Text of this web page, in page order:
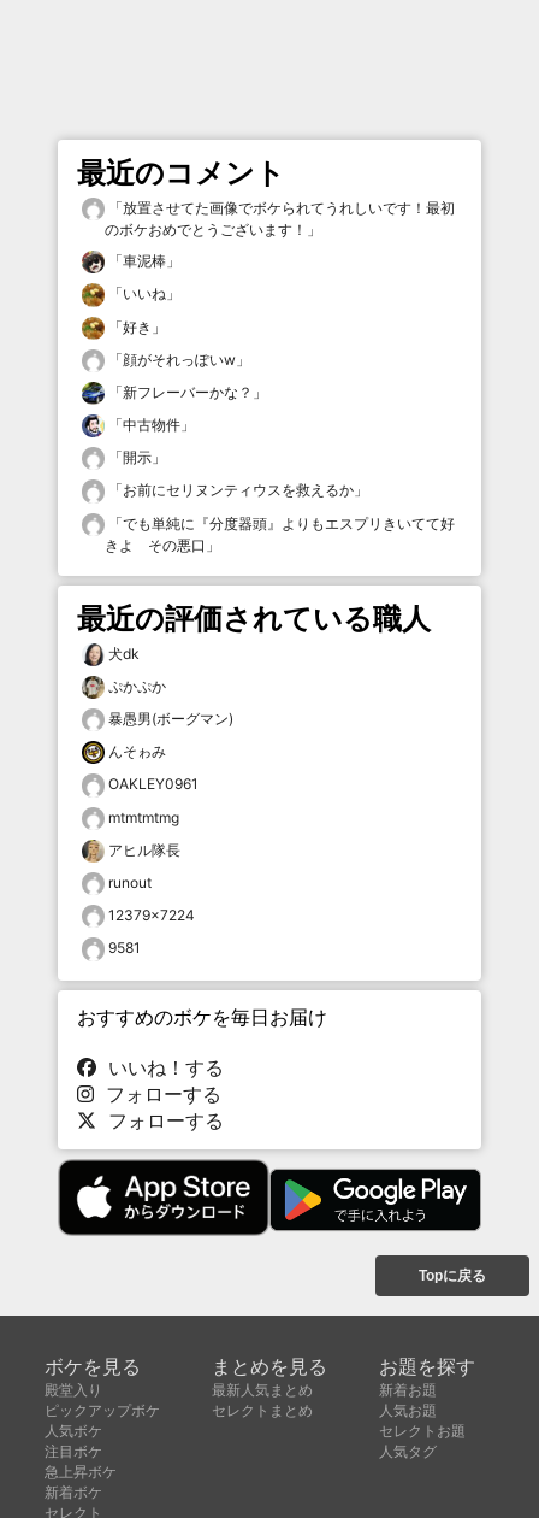
最近のコメント
「放置させてた画像でボケられてうれしいです！最初
のボケおめでとうございます！ 」
「車泥棒 」
「いいね 」
「好き 」
「顔がそれっぽいw 」
「新フレーバーかな？ 」
「中古物件 」
「開示 」
「お前にセリヌンティウスを救えるか 」
「でも単純に『分度器頭』よりもエスプリきいてて好
きよ その悪口 」
最近の評価されている職人
犬dk
ぷかぷか
暴愚男(ボーグマン)
んそゎみ
OAKLEY0961
mtmtmtmg
アヒル隊長
runout
12379×7224
9581
おすすめのボケを毎日お届け
いいね！する
フォローする
フォローする
Topに戻る
ボケを見る
殿堂入り
ピックアップボケ
人気ボケ
注目ボケ
急上昇ボケ
新着ボケ
セレクト
まとめを見る
最新人気まとめ
セレクトまとめ
お題を探す
新着お題
人気お題
セレクトお題
人気タグ